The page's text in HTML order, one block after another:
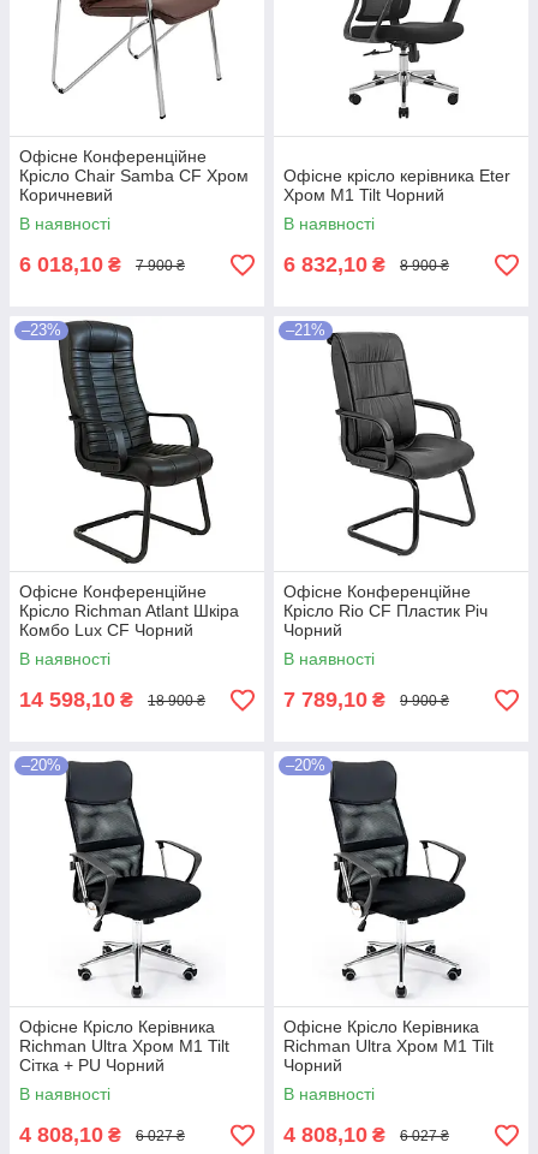
Офісне Конференційне
Крісло Chair Samba CF Хром
Коричневий
В наявності
6 018,10 ₴ 7 900 ₴
Офісне крісло керівника Eter
Хром M1 Tilt Чорний
В наявності
6 832,10 ₴ 8 900 ₴
–23%
Офісне Конференційне
Крісло Richman Atlant Шкіра
Комбо Lux CF Чорний
В наявності
14 598,10 ₴ 18 900 ₴
–21%
Офісне Конференційне
Крісло Rio CF Пластик Річ
Чорний
В наявності
7 789,10 ₴ 9 900 ₴
–20%
Офісне Крісло Керівника
Richman Ultra Хром М1 Tilt
Сітка + PU Чорний
В наявності
4 808,10 ₴ 6 027 ₴
–20%
Офісне Крісло Керівника
Richman Ultra Хром М1 Tilt
Чорний
В наявності
4 808,10 ₴ 6 027 ₴